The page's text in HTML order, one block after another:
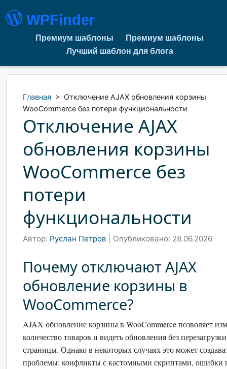
WPFinder
Премиум шаблоны
Премиум шаблоны
Лучший шаблон для блога
Главная > Отключение AJAX обновления корзины
WooCommerce без потери функциональности
Отключение AJAX
обновления корзины
WooCommerce без
потери
функциональности
Автор: Руслан Петров Опубликовано: 28.06.2026
Почему отключают AJAX
обновление корзины в
WooCommerce?
AJAX обновление корзины в WooCommerce позволяет
количество товаров и видеть обновления без перезагрузки
страницы. Однако в некоторых случаях это может
проблемы: конфликты с кастомными скриптами, ошибки